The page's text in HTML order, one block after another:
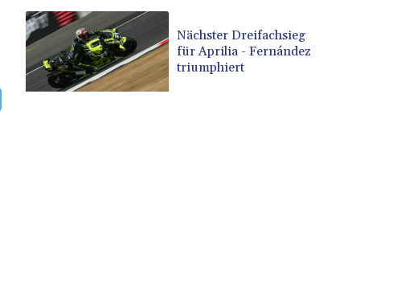
Nächster Dreifachsieg
für Aprilia - Fernández
triumphiert